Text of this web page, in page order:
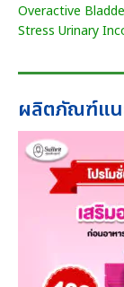
Overactive
Stress Urinary
ผลิตภัณฑ์แน